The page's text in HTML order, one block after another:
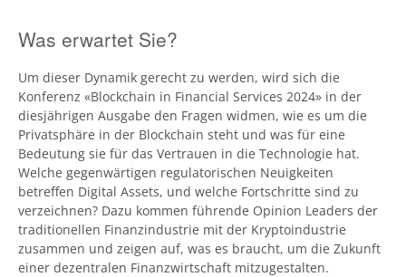
Was erwartet Sie?
Um dieser Dynamik gerecht zu werden, wird sich die
Konferenz «Blockchain in Financial Services 2024» in der
diesjährigen Ausgabe den Fragen widmen, wie es um die
Privatsphäre in der Blockchain steht und was für eine
Bedeutung sie für das Vertrauen in die Technologie hat.
Welche gegenwärtigen regulatorischen Neuigkeiten
betreffen Digital Assets, und welche Fortschritte sind zu
verzeichnen? Dazu kommen führende Opinion Leaders der
traditionellen Finanzindustrie mit der Kryptoindustrie
zusammen und zeigen auf, was es braucht, um die Zukunft
einer dezentralen Finanzwirtschaft mitzugestalten.